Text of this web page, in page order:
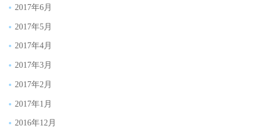
2017年6月
2017年5月
2017年4月
2017年3月
2017年2月
2017年1月
2016年12月